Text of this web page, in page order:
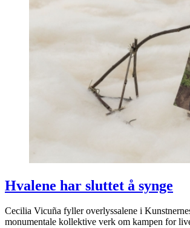
Hvalene har sluttet å synge
Cecilia Vicuña fyller overlyssalene i
monumentale kollektive verk om kampen for